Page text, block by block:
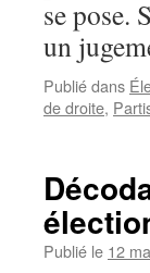
se pose.
un
Publié dans
de droite,
Publié le 12